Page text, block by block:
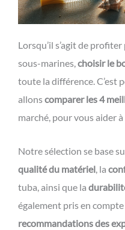
Lorsqu’il s’agit de
sous-marines,choisir le
toute la différence. C’est
allonscomparer les 4
marché, pour vous aider
Notre sélection se base
qualité du matériel, la
tuba, ainsi que la
également pris en compte
recommandations des